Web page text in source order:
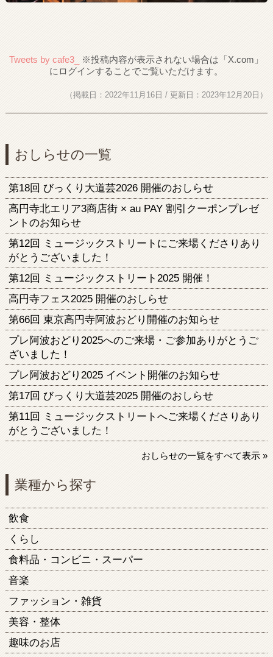
Tweets by cafe3_
（掲載日：2022年11月16日 / 更新日：2023年12月20日）
おしらせの一覧
第18回 びっくり大道芸2026 開催のおしらせ
高円寺北エリア3商店街 × au PAY 割引クーポンプレゼ
ントのお知らせ
第12回 ミュージックストリートにご来場くださりあり
がとうございました！
第12回 ミュージックストリート2025 開催！
高円寺フェス2025 開催のおしらせ
第66回 東京高円寺阿波おどり開催のお知らせ
プレ阿波おどり2025へのご来場・ご参加ありがとうご
ざいました！
プレ阿波おどり2025 イベント開催のお知らせ
第17回 びっくり大道芸2025 開催のおしらせ
第11回 ミュージックストリートへご来場くださりあり
がとうございました！
おしらせの一覧をすべて表示 »
業種から探す
飲食
くらし
食料品・コンビニ・スーパー
音楽
ファッション・雑貨
美容・整体
趣味のお店